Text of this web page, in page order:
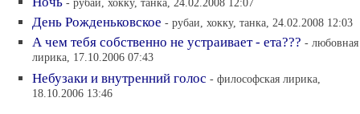
- рубаи, хокку, танка, 24.02.2008 12:07
День Рожденьковское - рубаи, хокку, танка, 24.02.2008 12:03
А чем тебя собственно не устраивает - ета??? - любовная
лирика, 17.10.2006 07:43
Небузаки и внутренний голос - философская лирика,
18.10.2006 13:46